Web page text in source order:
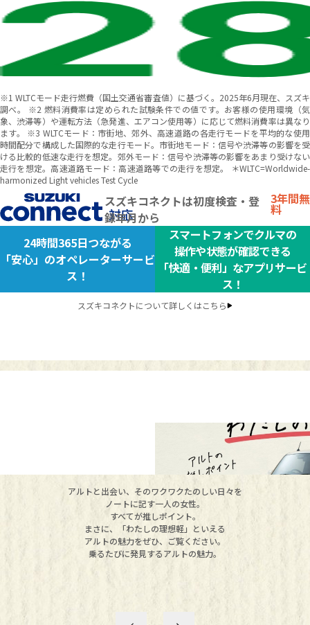
※1 WLTCモード走行燃費（国土交通省審査値）に基づく。2025年6月現在、スズキ
調べ。 ※2 燃料消費率は定められた試験条件での値です。お客様の使用環境（気
象、渋滞等）や運転方法（急発進、エアコン使用等）に応じて燃料消費率は異なり
ます。 ※3 WLTCモード：市街地、郊外、高速道路の各走行モードを平均的な使用
時間配分で構成した国際的な走行モード。市街地モード：信号や渋滞等の影響を受
ける比較的低速な走行を想定。郊外モード：信号や渋滞等の影響をあまり受けない
走行を想定。高速道路モード：高速道路等での走行を想定。 ＊WLTC=Worldwide-
harmonized Light vehicles Test Cycle
スズキコネクトは初度検査・登
録年月から
3年間無
料
24時間365日つながる
「安心」のオペレーターサービ
ス！
スマートフォンでクルマの
操作や状態が確認できる
「快適・便利」なアプリサービ
ス！
スズキコネクトについて詳しくはこちら
WEB動画
アルトと出会い、そのワクワクたのしい日々を
ノートに記す一人の女性。
すべてが推しポイント。
まさに、「わたしの理想軽」といえる
アルトの魅力をぜひ、ご覧ください。
乗るたびに発見するアルトの魅力。
開発責任者がが